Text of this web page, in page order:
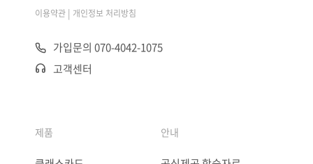
이용약관 | 개인정보 처리방침
가입문의 070-4042-1075
고객센터
제품 안내